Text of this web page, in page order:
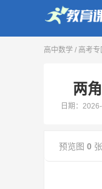
高中数学 / 高考专
两角
日期：
预览图 0 张